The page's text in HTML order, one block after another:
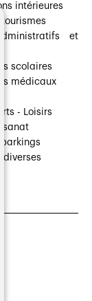
intérieures
tourismes
et
scolaires
médicaux
- Loisirs
parkings
diverses